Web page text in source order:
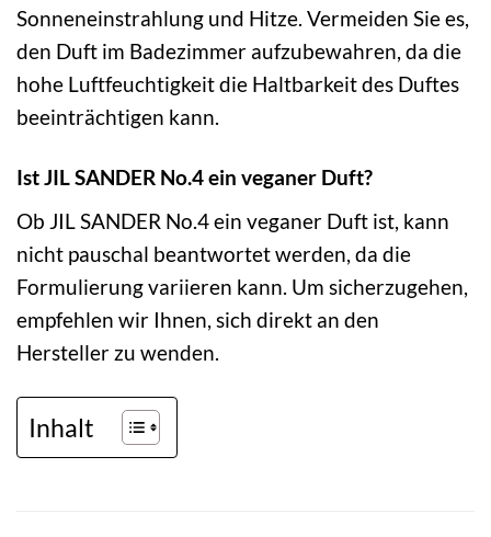
Sonneneinstrahlung und Hitze. Vermeiden Sie es,
den Duft im Badezimmer aufzubewahren, da die
hohe Luftfeuchtigkeit die Haltbarkeit des Duftes
beeinträchtigen kann.
Ist JIL SANDER No.4 ein veganer Duft?
Ob JIL SANDER No.4 ein veganer Duft ist, kann
nicht pauschal beantwortet werden, da die
Formulierung variieren kann. Um sicherzugehen,
empfehlen wir Ihnen, sich direkt an den
Hersteller zu wenden.
Inhalt